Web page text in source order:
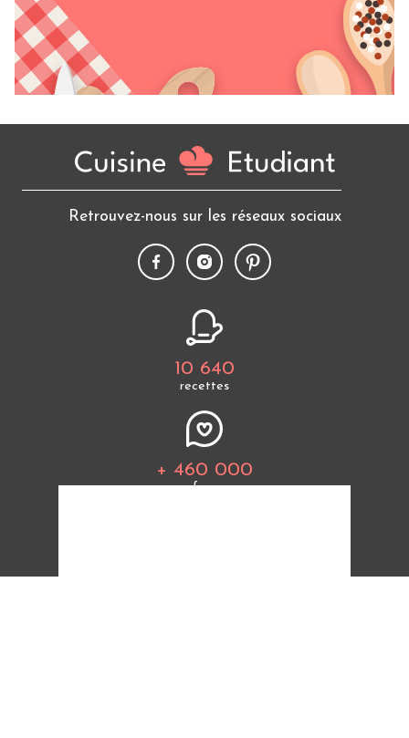
Retrouvez-nous sur les réseaux sociaux
10 640
recettes
+ 460 000
fans